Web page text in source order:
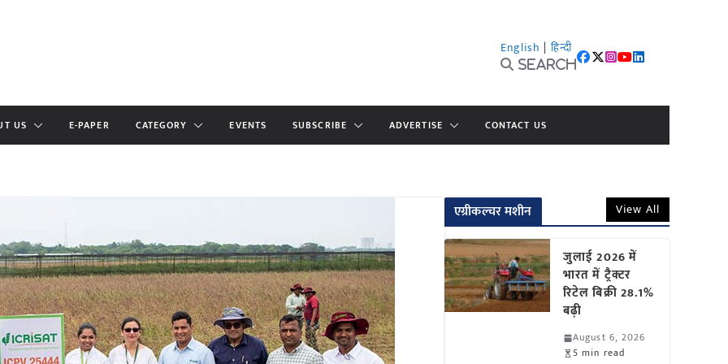
English | हिन्दी
Search
US E-PAPER CATEGORY EVENTS SUBSCRIBE ADVERTISE CONTACT US
एग्रीकल्चर मशीन View All
जुलाई 2026 में
भारत में ट्रैक्टर
रिटेल बिक्री 28.1%
बढ़ी
August 6, 2026
5 min read